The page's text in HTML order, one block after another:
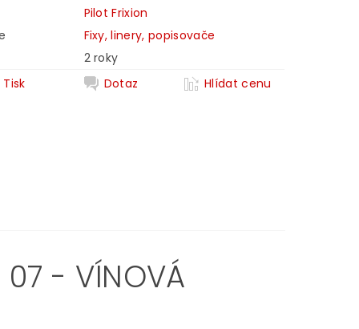
Pilot Frixion
Fixy, linery, popisovače
2 roky
Tisk
Dotaz Hlídat cenu
07 - VÍNOVÁ